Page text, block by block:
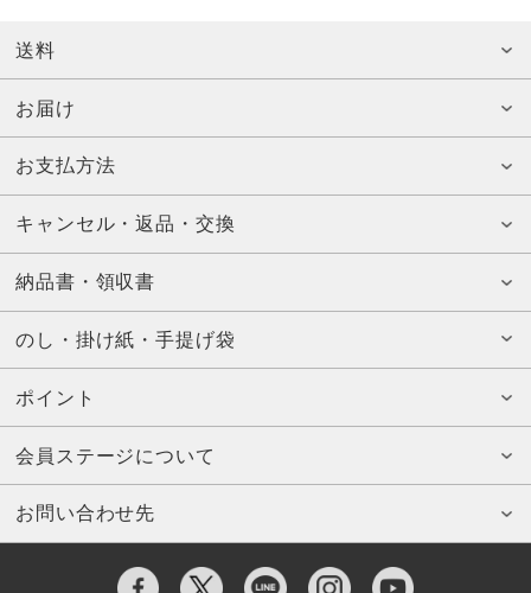
送料
お届け
お支払方法
キャンセル・返品・交換
納品書・領収書
のし・掛け紙・手提げ袋
ポイント
会員ステージについて
お問い合わせ先